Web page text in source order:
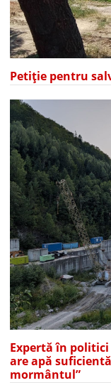
Petiție pentru
Expertă în
are apă
mormântul”